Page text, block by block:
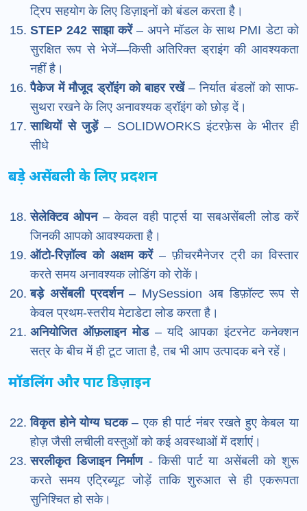
ट्रिप सहयोग के लिए डिज़ाइनों को बंडल करता है।
STEP 242 साझा करें– अपने मॉडल के साथ PMI डेटा को
सुरक्षित रूप से भेजें—किसी अतिरिक्त ड्राइंग की आवश्यकता
नहीं है।
पैकेज में मौजूद ड्रॉइंग को बाहर रखें– निर्यात बंडलों को साफ-
सुथरा रखने के लिए अनावश्यक ड्रॉइंग को छोड़ दें।
साथियों से जुड़ें– SOLIDWORKS इंटरफ़ेस के भीतर ही
सीधे
बड़े असेंबली के लिए प्रदर्शन
सेलेक्टिव ओपन– केवल वही पार्ट्स या सबअसेंबली लोड करें
जिनकी आपको आवश्यकता है।
ऑटो-रिज़ॉल्व को अक्षम करें– फ़ीचरमैनेजर ट्री का विस्तार
करते समय अनावश्यक लोडिंग को रोकें।
बड़े असेंबली प्रदर्शन– MySession अब डिफ़ॉल्ट रूप से
केवल प्रथम-स्तरीय मेटाडेटा लोड करता है।
अनियोजित ऑफ़लाइन मोड– यदि आपका इंटरनेट कनेक्शन
सत्र के बीच में ही टूट जाता है, तब भी आप उत्पादक बने रहें।
मॉडलिंग और पार्ट डिज़ाइन
विकृत होने योग्य घटक– एक ही पार्ट नंबर रखते हुए केबल या
होज़ जैसी लचीली वस्तुओं को कई अवस्थाओं में दर्शाएं।
सरलीकृत डिजाइन निर्माण- किसी पार्ट या असेंबली को शुरू
करते समय एट्रिब्यूट जोड़ें ताकि शुरुआत से ही एकरूपता
सुनिश्चित हो सके।